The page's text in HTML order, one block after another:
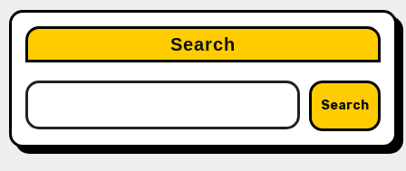
Search
Search